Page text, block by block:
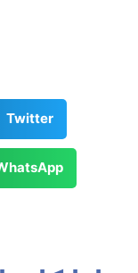
Twitter